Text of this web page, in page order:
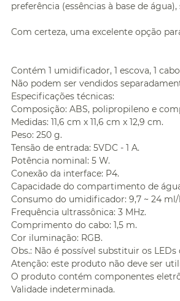
preferência (essências à base de
Com certeza, uma excelente opção
Contém 1 umidificador, 1 escova, 1
Não podem ser vendidos
Especificações técnicas:
Composição: ABS, polipropileno e
Medidas: 11,6 cm x 11,6 cm x 12,9 cm.
Peso: 250 g.
Tensão de entrada: 5VDC - 1 A.
Potência nominal: 5 W.
Conexão da interface: P4.
Capacidade do compartimento de
Consumo do umidificador: 9,7 ~ 24
Frequência ultrassônica: 3 MHz.
Comprimento do cabo: 1,5 m.
Cor iluminação: RGB.
Obs.: Não é possível substituir os
Atenção: este produto não deve ser
O produto contém componentes
Validade indeterminada.